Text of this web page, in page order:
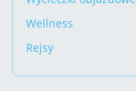
Wellness
Rejsy